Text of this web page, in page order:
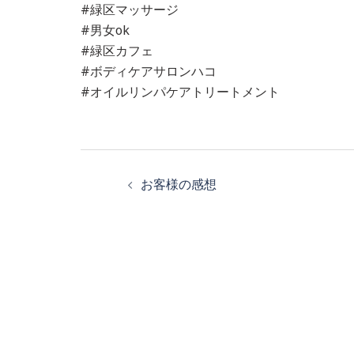
#緑区マッサージ
#男女ok
#緑区カフェ
#ボディケアサロンハコ
#オイルリンパケアトリートメント
お客様の感想